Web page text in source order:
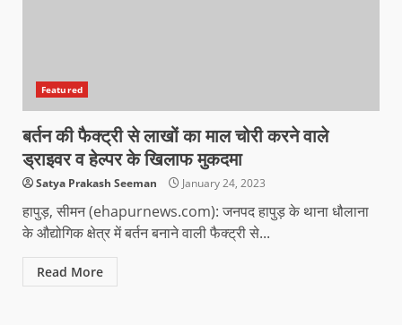
Featured
बर्तन की फैक्ट्री से लाखों का माल चोरी करने वाले
ड्राइवर व हेल्पर के खिलाफ मुकदमा
Satya Prakash Seeman January 24, 2023
हापुड़, सीमन (ehapurnews.com): जनपद हापुड़ के थाना धौलाना
के औद्योगिक क्षेत्र में बर्तन बनाने वाली फैक्ट्री से...
Read More